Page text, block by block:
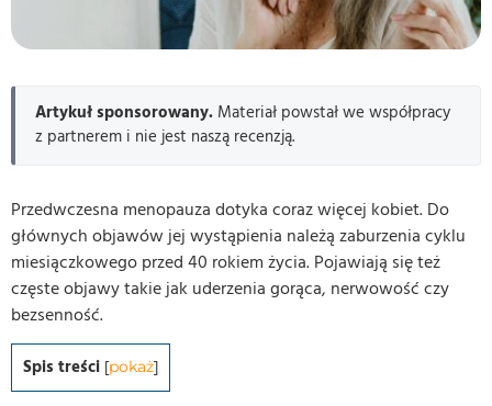
Artykuł sponsorowany.Materiał powstał we współpracy
z partnerem i nie jest naszą recenzją.
Przedwczesna menopauza dotyka coraz więcej kobiet. Do
głównych objawów jej wystąpienia należą zaburzenia cyklu
miesiączkowego przed 40 rokiem życia. Pojawiają się też
częste objawy takie jak uderzenia gorąca, nerwowość czy
bezsenność.
Spis treści [pokaż]